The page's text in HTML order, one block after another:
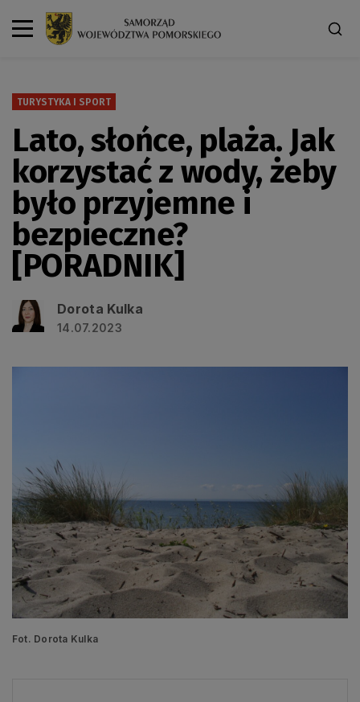
TURYSTYKA I SPORT
Lato, słońce, plaża. Jak
korzystać z wody, żeby
było przyjemne i
bezpieczne?
[PORADNIK]
Dorota Kulka
14.07.2023
Fot. Dorota Kulka